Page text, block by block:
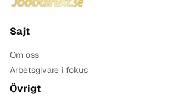
Sajt
Om oss
Arbetsgivare i fokus
Övrigt